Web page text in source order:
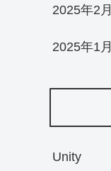
2025年2月
2025年1月
Unity